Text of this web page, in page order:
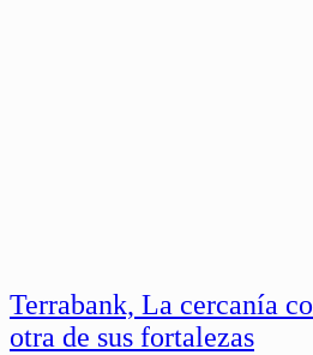
Terrabank, La cercanía
otra de sus fortalezas